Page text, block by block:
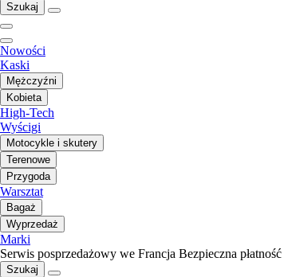
Szukaj
Nowości
Kaski
Mężczyźni
Kobieta
High-Tech
Wyścigi
Motocykle i skutery
Terenowe
Przygoda
Warsztat
Bagaż
Wyprzedaż
Marki
Serwis posprzedażowy we Francja Bezpieczna płatność
Szukaj